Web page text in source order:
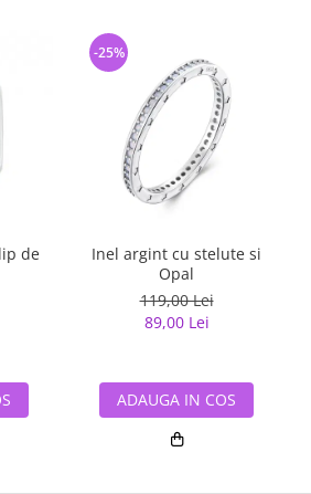
de
Inel argint cu stelute si
Opal
119,00 Lei
89,00 Lei
-25%
ADAUGA IN COS